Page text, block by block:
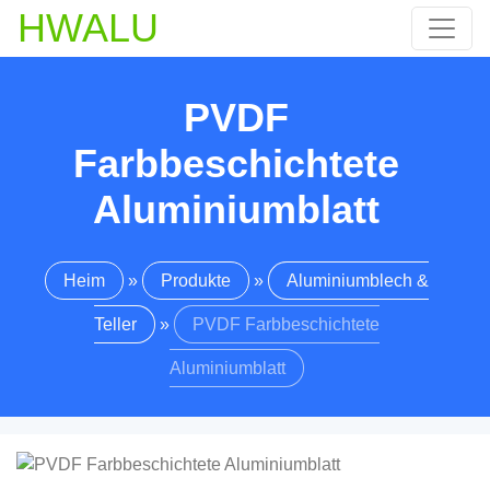
HWALU
PVDF
Farbbeschichtete
Aluminiumblatt
Heim » Produkte » Aluminiumblech &
Teller » PVDF Farbbeschichtete
Aluminiumblatt